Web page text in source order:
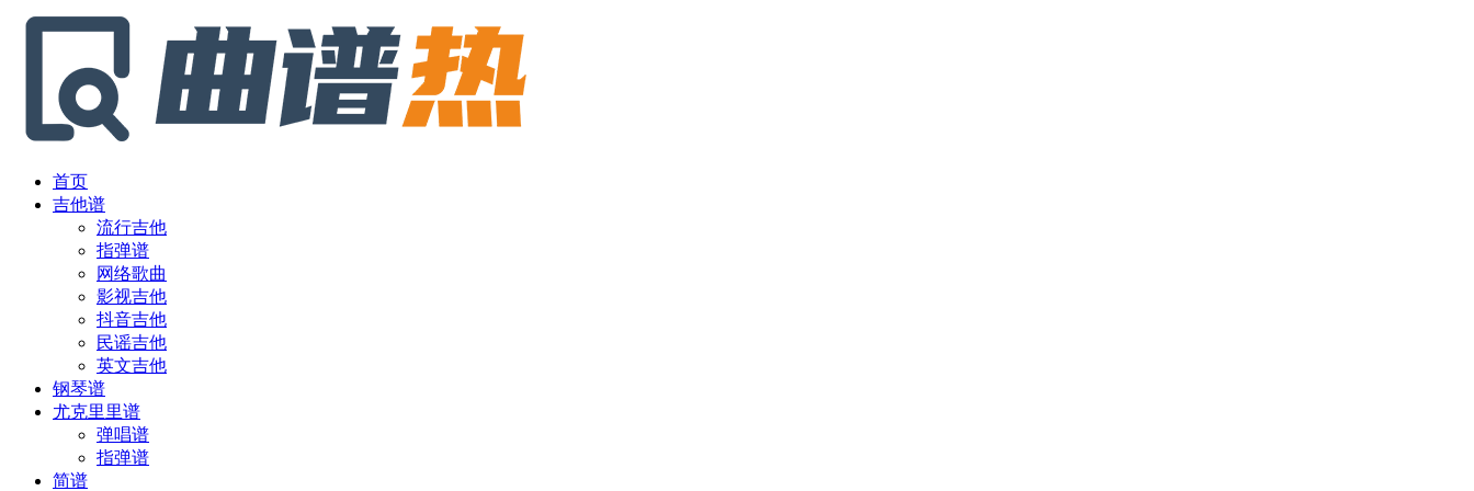
首页
吉他谱
流行吉他
指弹谱
网络歌曲
影视吉他
抖音吉他
民谣吉他
英文吉他
钢琴谱
尤克里里谱
弹唱谱
指弹谱
简谱